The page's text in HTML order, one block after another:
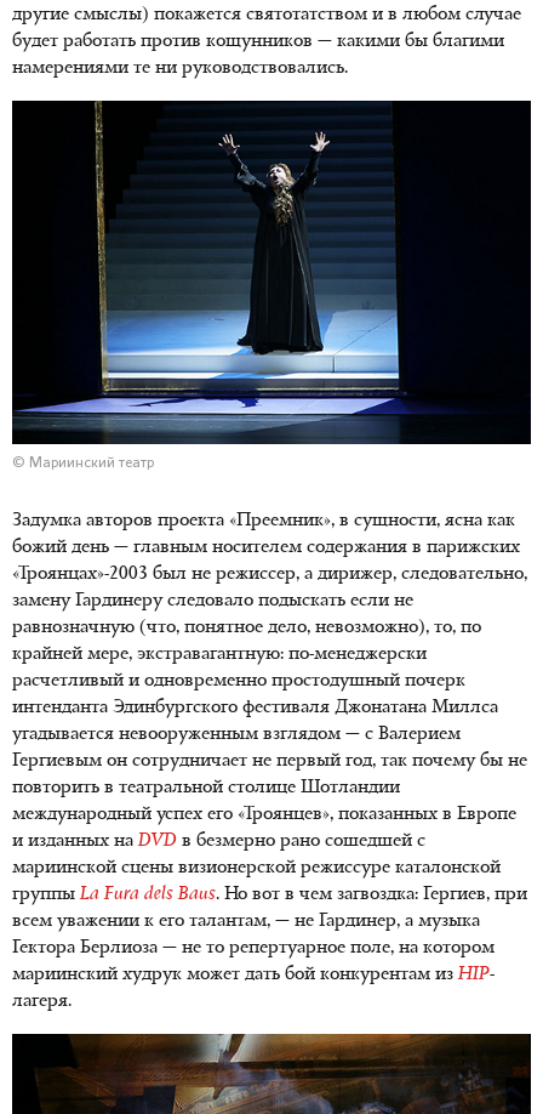
другие смыслы) покажется святотатством и в любом случае
будет работать против кощунников — какими бы благими
намерениями те ни руководствовались.
© Мариинский театр
Задумка авторов проекта «Преемник», в сущности, ясна как
божий день — главным носителем содержания в парижских
«Троянцах»-2003 был не режиссер, а дирижер, следовательно,
замену Гардинеру следовало подыскать если не
равнозначную (что, понятное дело, невозможно), то, по
крайней мере, экстравагантную: по-менеджерски
расчетливый и одновременно простодушный почерк
интенданта Эдинбургского фестиваля Джонатана Миллса
угадывается невооруженным взглядом — с Валерием
Гергиевым он сотрудничает не первый год, так почему бы не
повторить в театральной столице Шотландии
международный успех его «Троянцев», показанных в Европе
и изданных наDVD в безмерно рано сошедшей с
мариинской сцены визионерской режиссуре каталонской
группыLa Fura dels Baus. Но вот в чем загвоздка: Гергиев, при
всем уважении к его талантам, — не Гардинер, а музыка
Гектора Берлиоза — не то репертуарное поле, на котором
мариинский худрук может дать бой конкурентам изHIP-
лагеря.